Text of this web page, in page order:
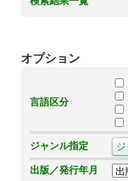
オプション
言語区分
ジャンル指定
出版／発行年月